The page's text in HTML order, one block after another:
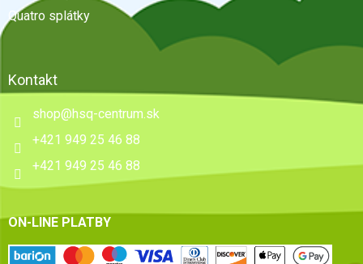
Quatro splátky
Kontakt
shop@hsq-centrum.sk
+421 949 25 46 88
+421 949 25 46 88
ON-LINE PLATBY